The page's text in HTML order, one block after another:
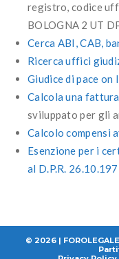
registro, codice
BOLOGNA 2 UT
Cerca ABI, CAB,
Ricerca uffici
Giudice di pace on
Calcola una
sviluppato per gli
Calcolo compensi
Esenzione per i
al D.P.R.
© 2026 |